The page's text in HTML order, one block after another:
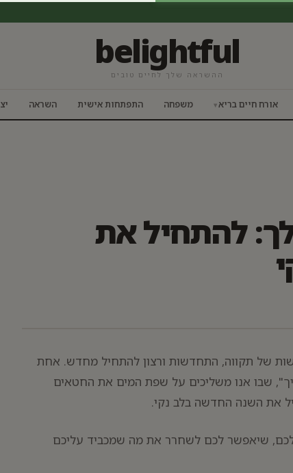
belightful
ההשראה שלך לחיים טובים
אורח חיים בריא משפחה התפתחות אישית השראה
להתחיל את
של תקווה, התחדשות ורצון להתחיל מחדש. אחת
שבו אנו משליכים על שפת המים את החטאים
את השנה החדשה בלב נקי.
שיאפשר לכם לשחרר את מה שמכביד עליכם